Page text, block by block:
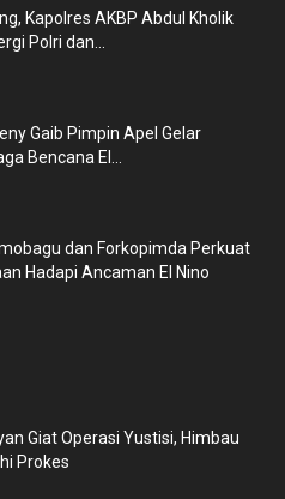
Kapolres AKBP Abdul Kholik
Polri dan...
Gaib Pimpin Apel Gelar
Bencana El...
dan Forkopimda Perkuat
Hadapi Ancaman El Nino
Giat Operasi Yustisi, Himbau
Prokes